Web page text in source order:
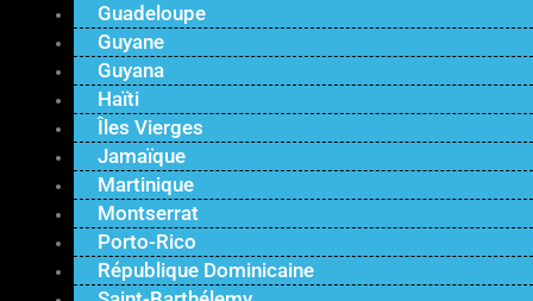
Guadeloupe
Guyane
Guyana
Haïti
Îles Vierges
Jamaïque
Martinique
Montserrat
Porto-Rico
République Dominicaine